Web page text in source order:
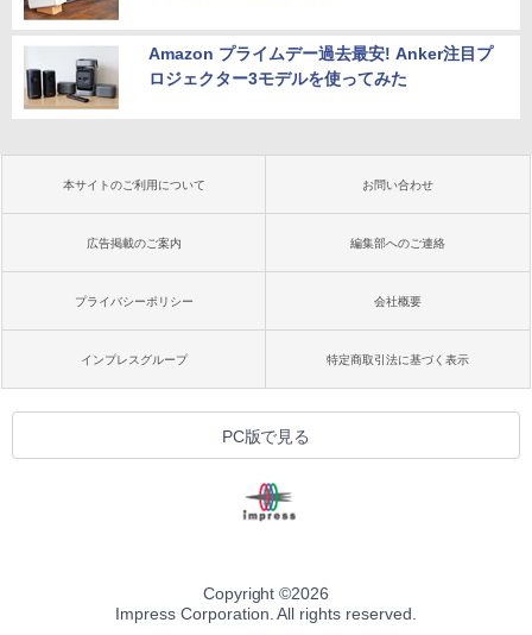
Amazon プライムデー過去最安! Anker注目プ
ロジェクター3モデルを使ってみた
本サイトのご利用について お問い合わせ
広告掲載のご案内 編集部へのご連絡
プライバシーポリシー 会社概要
インプレスグループ 特定商取引法に基づく表示
PC版で見る
Copyright ©2026
Impress Corporation. All rights reserved.